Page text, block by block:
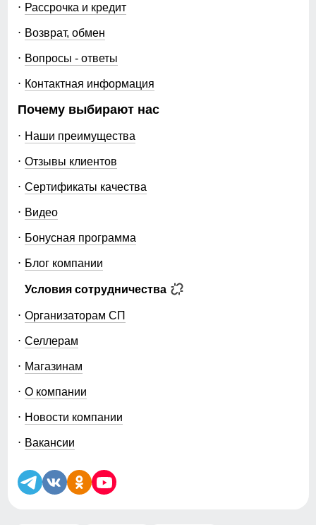
Рассрочка и кредит
Возврат, обмен
Вопросы - ответы
Контактная информация
Почему выбирают нас
Наши преимущества
Отзывы клиентов
Сертификаты качества
Видео
Бонусная программа
Блог компании
Условия сотрудничества
Организаторам СП
Селлерам
Магазинам
О компании
Новости компании
Вакансии